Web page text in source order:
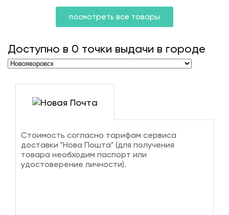
посмотреть все товары
Доступно в 0 точки выдачи в городе
Стоимость согласно тарифам сервиса
доставки "Нова Пошта" (для получения
товара необходим паспорт или
удостоверение личности).